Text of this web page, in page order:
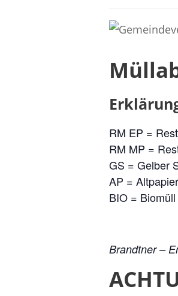
RM EP =
RM MP =
GS = Gelber
AP = Altpapier
BIO = Biomüll
Brandtner –